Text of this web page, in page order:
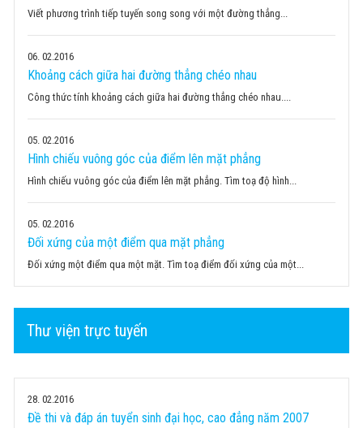
Viết phương trình tiếp tuyến song song với một đường thẳng...
06 02.2016
Khoảng cách giữa hai đường thẳng chéo nhau
Công thức tính khoảng cách giữa hai đường thẳng chéo nhau....
05 02.2016
Hình chiếu vuông góc của điểm lên mặt phẳng
Hình chiếu vuông góc của điểm lên mặt phẳng. Tìm toạ độ hình...
05 02.2016
Đối xứng của một điểm qua mặt phẳng
Đối xứng một điểm qua một mặt. Tìm toạ điểm đối xứng của một...
Thư viện trực tuyến
28 02.2016
Đề thi và đáp án tuyển sinh đại học, cao đẳng năm 2007